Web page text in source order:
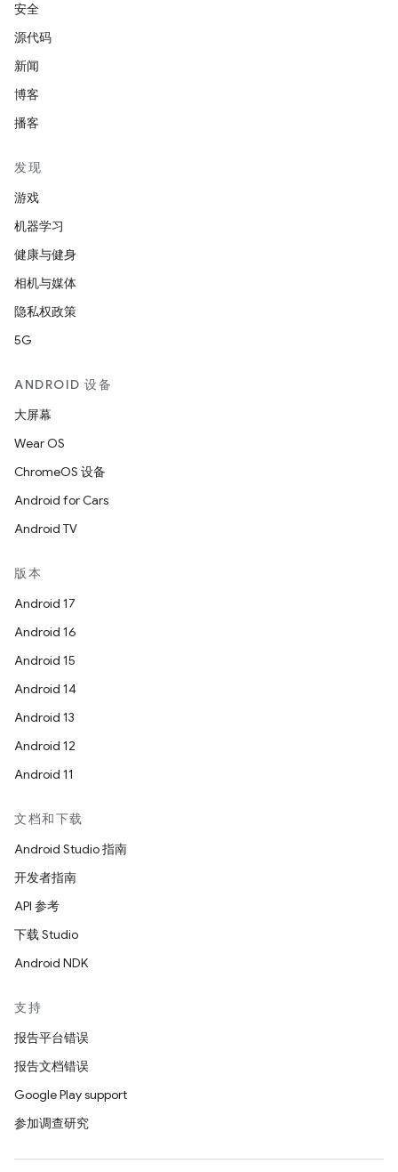
安全
源代码
新闻
博客
播客
发现
游戏
机器学习
健康与健身
相机与媒体
隐私权政策
5G
ANDROID 设备
大屏幕
Wear OS
ChromeOS 设备
Android for Cars
Android TV
版本
Android 17
Android 16
Android 15
Android 14
Android 13
Android 12
Android 11
文档和下载
Android Studio 指南
开发者指南
API 参考
下载 Studio
Android NDK
支持
报告平台错误
报告文档错误
Google Play support
参加调查研究